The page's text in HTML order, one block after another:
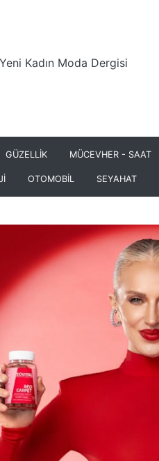
Kadın Moda Dergisi
GÜZELLİK MÜCEVHER - SAAT
OTOMOBİL SEYAHAT